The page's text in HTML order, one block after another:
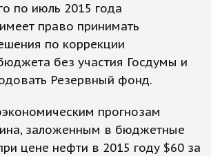
по июль 2015 года
право принимать
по коррекции
без участия Госдумы и
Резервный фонд.
прогнозам
заложенным в бюджетные
цене нефти в 2015 году $60 за